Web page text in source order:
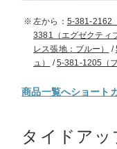
左から： 5-381-2162
3381（エグゼクティ
レス張地：ブルー）
/
ュ）
/5-381-1205（
商品一覧へショート
タイドア